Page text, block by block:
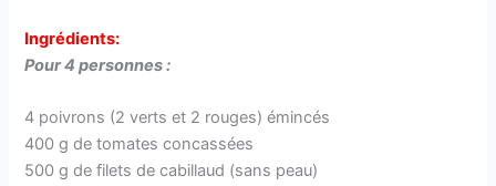
Ingrédients:
Pour 4 personnes :
4 poivrons (2 verts et 2 rouges) émincés
400 g de tomates concassées
500 g de filets de cabillaud (sans peau)